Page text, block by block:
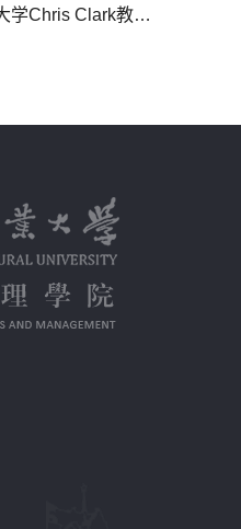
美国田纳西州立大学Chris Clark教授来院作报告